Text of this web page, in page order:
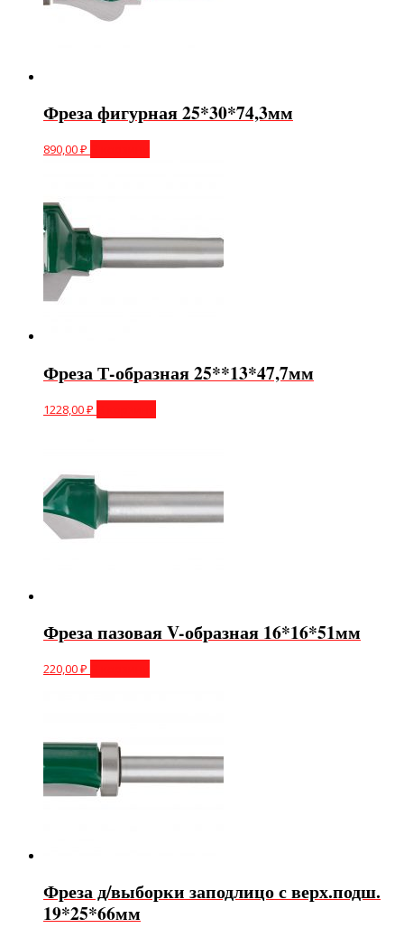
Фреза фигурная 25*30*74,3мм
890,00₽
Фреза Т-образная 25**13*47,7мм
1228,00₽
Фреза пазовая V-образная 16*16*51мм
220,00₽
Фреза д/выборки заподлицо с верх.подш.
19*25*66мм